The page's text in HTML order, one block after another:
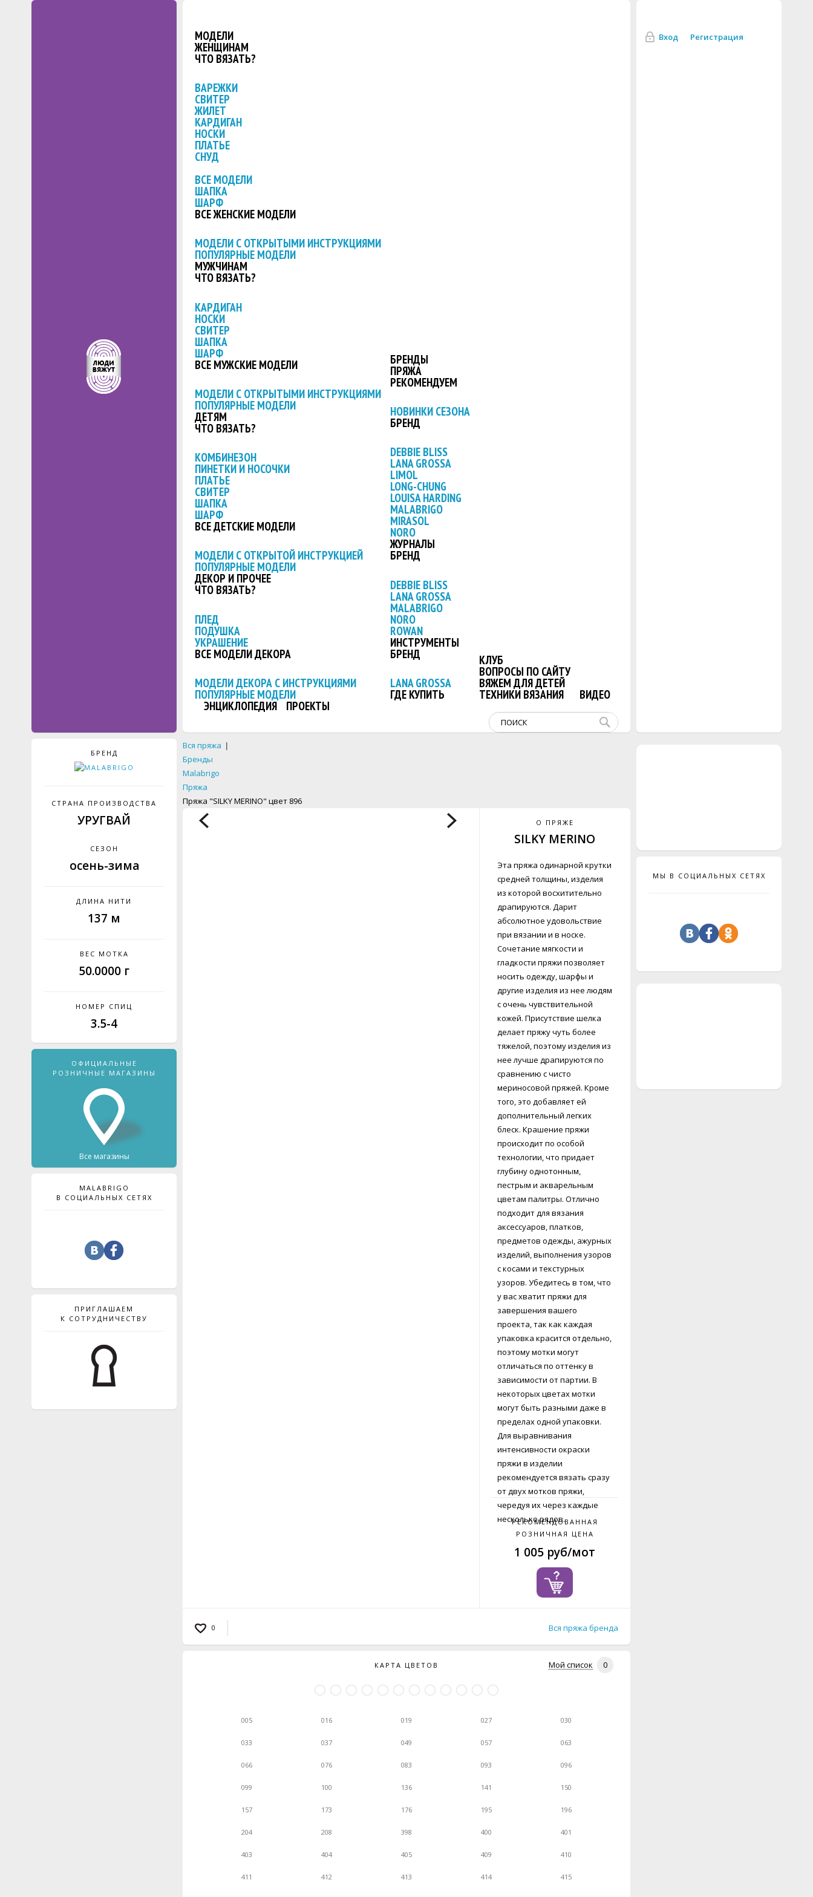
МОДЕЛИ
ЖЕНЩИНАМ
ЧТО ВЯЗАТЬ?
ВАРЕЖКИ
СВИТЕР
ЖИЛЕТ
КАРДИГАН
НОСКИ
ПЛАТЬЕ
СНУД
ВСЕ МОДЕЛИ
ШАПКА
ШАРФ
ВСЕ ЖЕНСКИЕ МОДЕЛИ
МОДЕЛИ С ОТКРЫТЫМИ ИНСТРУКЦИЯМИ
ПОПУЛЯРНЫЕ МОДЕЛИ
МУЖЧИНАМ
ЧТО ВЯЗАТЬ?
КАРДИГАН
НОСКИ
СВИТЕР
ШАПКА
ШАРФ
ВСЕ МУЖСКИЕ МОДЕЛИ
МОДЕЛИ С ОТКРЫТЫМИ ИНСТРУКЦИЯМИ
ПОПУЛЯРНЫЕ МОДЕЛИ
ДЕТЯМ
ЧТО ВЯЗАТЬ?
КОМБИНЕЗОН
ПИНЕТКИ И НОСОЧКИ
ПЛАТЬЕ
СВИТЕР
ШАПКА
ШАРФ
ВСЕ ДЕТСКИЕ МОДЕЛИ
МОДЕЛИ С ОТКРЫТОЙ ИНСТРУКЦИЕЙ
ПОПУЛЯРНЫЕ МОДЕЛИ
ДЕКОР И ПРОЧЕЕ
ЧТО ВЯЗАТЬ?
ПЛЕД
ПОДУШКА
УКРАШЕНИЕ
ВСЕ МОДЕЛИ ДЕКОРА
МОДЕЛИ ДЕКОРА С ИНСТРУКЦИЯМИ
ПОПУЛЯРНЫЕ МОДЕЛИ
БРЕНДЫ
ПРЯЖА
РЕКОМЕНДУЕМ
НОВИНКИ СЕЗОНА
БРЕНД
DEBBIE BLISS
LANA GROSSA
LIMOL
LONG-CHUNG
LOUISA HARDING
MALABRIGO
MIRASOL
NORO
ЖУРНАЛЫ
БРЕНД
DEBBIE BLISS
LANA GROSSA
MALABRIGO
NORO
ROWAN
ИНСТРУМЕНТЫ
БРЕНД
LANA GROSSA
ГДЕ КУПИТЬ
КЛУБ
ВОПРОСЫ ПО САЙТУ
ВЯЖЕМ ДЛЯ ДЕТЕЙ
ТЕХНИКИ ВЯЗАНИЯ ВИДЕО
ЭНЦИКЛОПЕДИЯ ПРОЕКТЫ
Вход Регистрация
БРЕНД
СТРАНА ПРОИЗВОДСТВА
УРУГВАЙ
СЕЗОН
осень-зима
ДЛИНА НИТИ
137 м
ВЕС МОТКА
50.0000 г
НОМЕР СПИЦ
3.5-4
ОФИЦИАЛЬНЫЕ
РОЗНИЧНЫЕ МАГАЗИНЫ
Все магазины
MALABRIGO
В СОЦИАЛЬНЫХ СЕТЯХ
ПРИГЛАШАЕМ
К СОТРУДНИЧЕСТВУ
Вся пряжа |
Бренды
Malabrigo
Пряжа
Пряжа "SILKY MERINO" цвет 896
О ПРЯЖЕ
SILKY MERINO
Эта пряжа одинарной крутки
средней толщины, изделия
из которой восхитительно
драпируются. Дарит
абсолютное удовольствие
при вязании и в носке.
Сочетание мягкости и
гладкости пряжи позволяет
носить одежду, шарфы и
другие изделия из нее людям
с очень чувствительной
кожей. Присутствие шелка
делает пряжу чуть более
тяжелой, поэтому изделия из
нее лучше драпируются по
сравнению с чисто
мериносовой пряжей. Кроме
того, это добавляет ей
дополнительный легких
блеск. Крашение пряжи
происходит по особой
технологии, что придает
глубину однотонным,
пестрым и акварельным
цветам палитры. Отлично
подходит для вязания
аксессуаров, платков,
предметов одежды, ажурных
изделий, выполнения узоров
с косами и текстурных
узоров. Убедитесь в том, что
у вас хватит пряжи для
завершения вашего
проекта, так как каждая
упаковка красится отдельно,
поэтому мотки могут
отличаться по оттенку в
зависимости от партии. В
некоторых цветах мотки
могут быть разными даже в
пределах одной упаковки.
Для выравнивания
интенсивности окраски
пряжи в изделии
рекомендуется вязать сразу
от двух мотков пряжи,
чередуя их через каждые
несколько рядов.
РЕКОМЕНДОВАННАЯ
РОЗНИЧНАЯ ЦЕНА
1 005 руб/мот
0 Вся пряжа бренда
КАРТА ЦВЕТОВ Мой список 0
005 016 019 027 030
033 037 049 057 063
066 076 083 093 096
099 100 136 141 150
157 173 176 195 196
204 208 398 400 401
403 404 405 409 410
411 412 413 414 415
МЫ В СОЦИАЛЬНЫХ СЕТЯХ